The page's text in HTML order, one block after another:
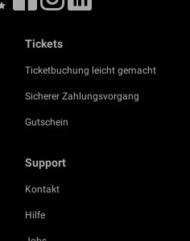
Tickets
Ticketbuchung leicht gemacht
Sicherer Zahlungsvorgang
Gutschein
Support
Kontakt
Hilfe